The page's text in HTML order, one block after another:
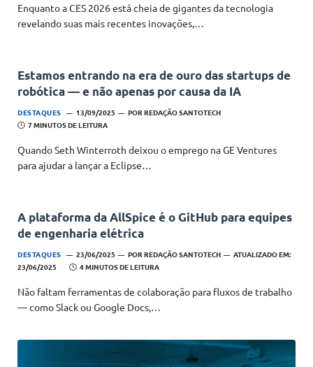
Enquanto a CES 2026 está cheia de gigantes da tecnologia
revelando suas mais recentes inovações,…
Estamos entrando na era de ouro das startups de
robótica — e não apenas por causa da IA
DESTAQUES 13/09/2025 POR REDAÇÃO SANTOTECH
7 MINUTOS DE LEITURA
Quando Seth Winterroth deixou o emprego na GE Ventures
para ajudar a lançar a Eclipse…
A plataforma da AllSpice é o GitHub para equipes
de engenharia elétrica
DESTAQUES 23/06/2025 POR REDAÇÃO SANTOTECH
ATUALIZADO EM:
23/06/2025
4 MINUTOS DE LEITURA
Não faltam ferramentas de colaboração para fluxos de trabalho
— como Slack ou Google Docs,…